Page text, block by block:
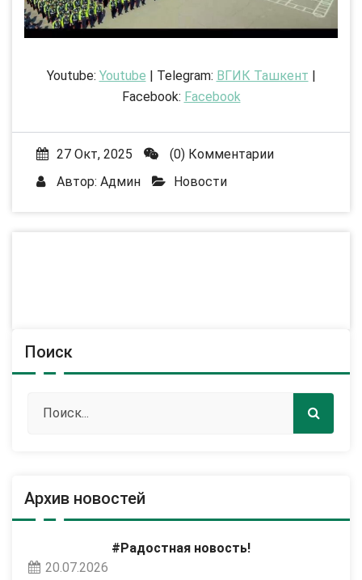
Youtube: Youtube | Telegram: ВГИК Ташкент |
Facebook: Facebook
27 Окт, 2025
(0) Комментарии
Автор: Админ Новости
Поиск
Архив новостей
#Радостная новость!
20.07.2026